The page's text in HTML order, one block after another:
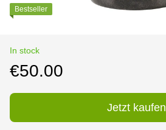
Bestseller
In stock
€50.00
Jetzt kaufen